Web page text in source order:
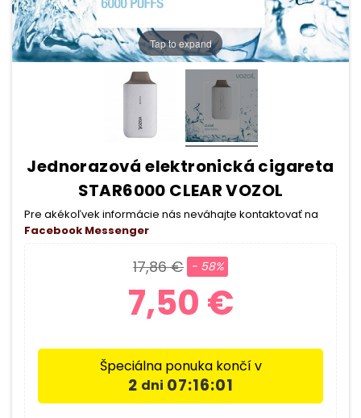
Tap to expand
Jednorazová elektronická cigareta
STAR6000 CLEAR VOZOL
Pre akékoľvek informácie nás neváhajte kontaktovať na
Facebook Messenger
7,50 €
17,86 € - 58%
Špeciálna ponuka končí v
2 dni 07:16:01